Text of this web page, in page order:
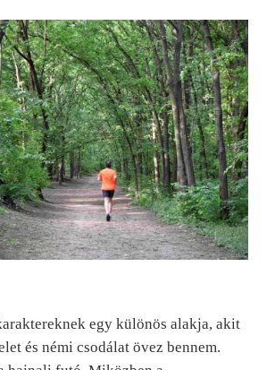
egy különös alakja, akit
és némi csodálat övez bennem.